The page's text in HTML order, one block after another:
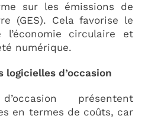
sur les émissions de
(GES). Cela favorise le
l’économie circulaire et
numérique.
logicielles d’occasion
présentent
en termes de coûts, car